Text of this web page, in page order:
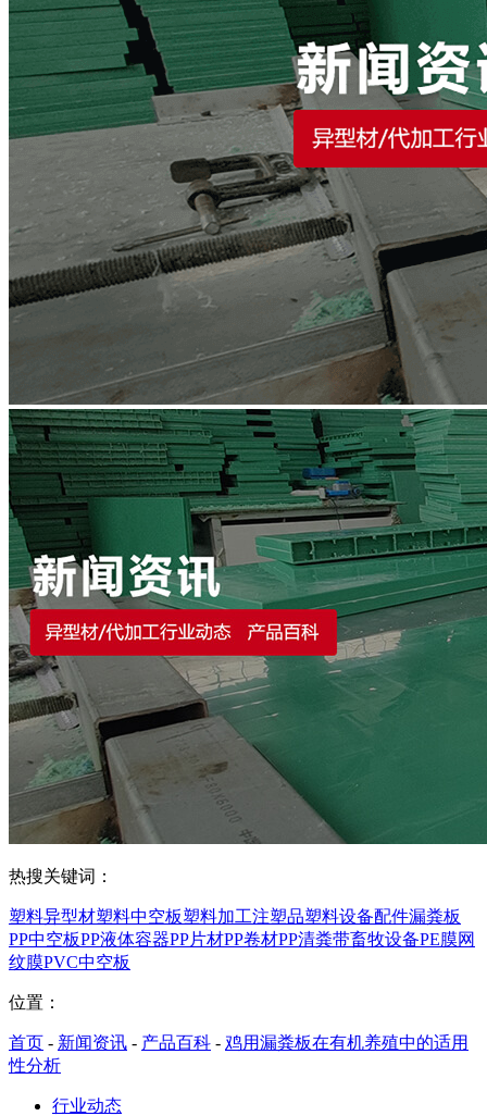
热搜关键词：
塑料异型材塑料中空板塑料加工注塑品塑料设备配件漏粪板
PP中空板PP液体容器PP片材PP卷材PP清粪带畜牧设备PE膜网
纹膜PVC中空板
位置：
首页 - 新闻资讯 - 产品百科 - 鸡用漏粪板在有机养殖中的适用
性分析
行业动态